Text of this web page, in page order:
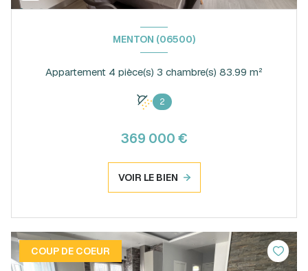
MENTON (06500)
Appartement 4 pièce(s) 3 chambre(s) 83.99 m²
2
369 000 €
VOIR LE BIEN
COUP DE COEUR